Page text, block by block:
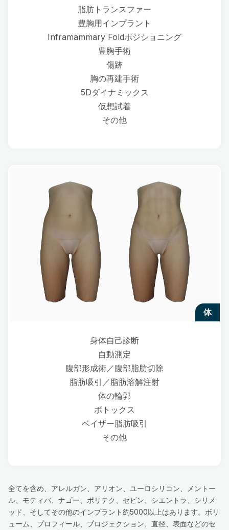
脂肪トランスファー
豊胸用インプラント
Inframammary Foldポジショニング
豊胸手術
傷跡
胸の再建手術
5Dダイナミックス
仮想試着
その他
体
身体自己診断
自動測定
腹部形成術／腹部脂肪切除
脂肪吸引／脂肪溶解注射
体の輪郭
ボトックス
ベイザー脂肪吸引
その他
全てを含め、アレルガン、アリオン、ユーロシリコン、メントー
ル、モティバ、ナゴー、ポリテク、セビン、シエントラ、シリメ
ッド、そしてその他のインプラント約5000以上はあります。ボリ
ューム、プロフィール、プロジェクション、直径、表面などのセ